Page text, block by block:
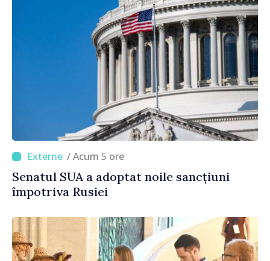
/ Acum 5 ore
Senatul SUA a adoptat noile sancțiuni
împotriva Rusiei